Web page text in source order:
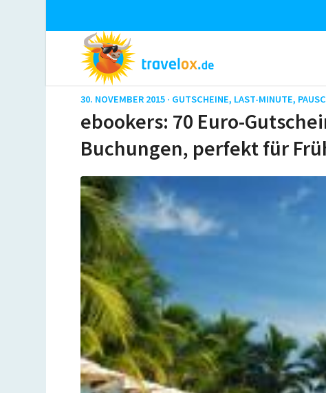
30. NOVEMBER 2015 · GUTSCHEINE, LAST-MINUTE,
ebookers: 70 Euro-
Buchungen, perfekt für